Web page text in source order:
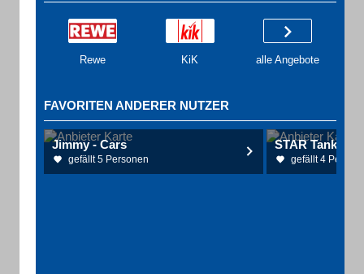
Rewe KiK alle Angebote
FAVORITEN ANDERER NUTZER
Jimmy - Cars
gefällt 5 Personen
STAR
gefällt 4